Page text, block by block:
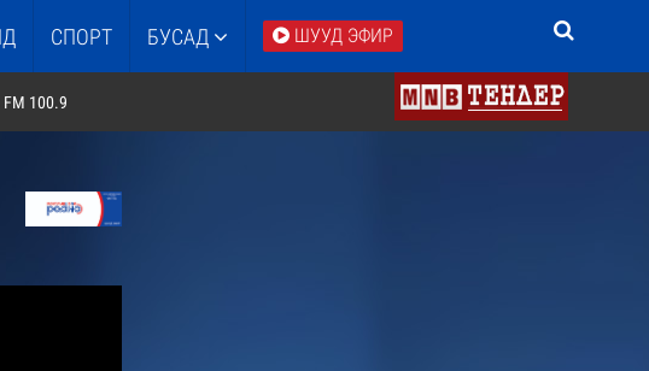
СПОРТ БУСАД ШУУД ЭФИР
FM 100.9